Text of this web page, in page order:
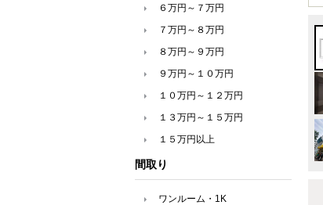
６万円～７万円
７万円～８万円
８万円～９万円
９万円～１０万円
１０万円～１２万円
１３万円～１５万円
１５万円以上
間取り
ワンルーム・1K